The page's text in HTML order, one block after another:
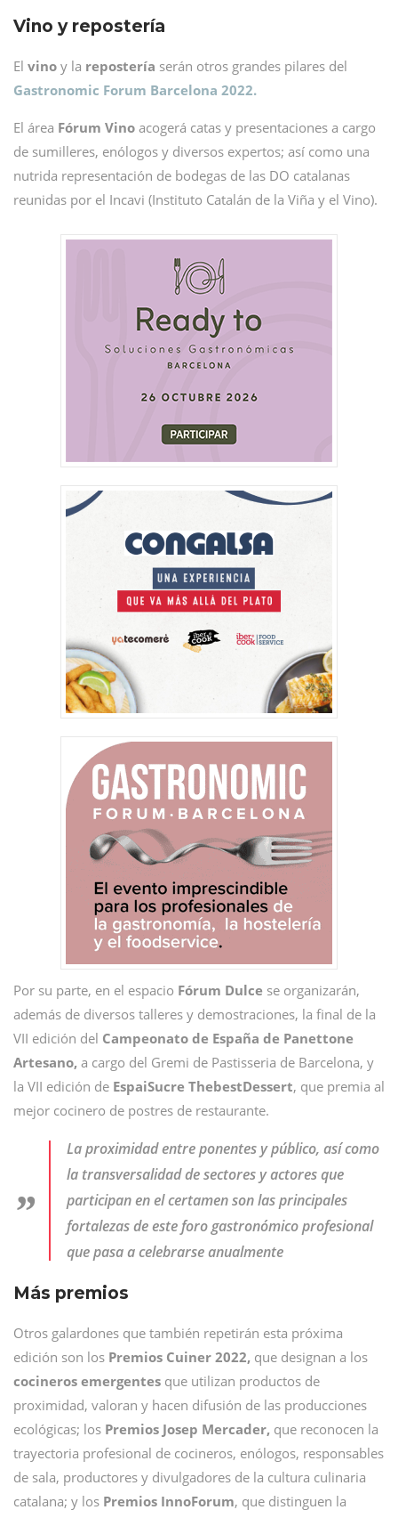
Vino y repostería
El vino y la repostería serán otros grandes pilares del
Gastronomic Forum Barcelona 2022.
El área Fórum Vino acogerá catas y presentaciones a cargo
de sumilleres, enólogos y diversos expertos; así como una
nutrida representación de bodegas de las DO catalanas
reunidas por el Incavi (Instituto Catalán de la Viña y el Vino).
Por su parte, en el espacio Fórum Dulce se organizarán,
además de diversos talleres y demostraciones, la final de la
VII edición del Campeonato de España de Panettone
Artesano, a cargo del Gremi de Pastisseria de Barcelona, y
la VII edición de EspaiSucre ThebestDessert, que premia al
mejor cocinero de postres de restaurante.
La proximidad entre ponentes y público, así como
la transversalidad de sectores y actores que
participan en el certamen son las principales
fortalezas de este foro gastronómico profesional
que pasa a celebrarse anualmente
Más premios
Otros galardones que también repetirán esta próxima
edición son los Premios Cuiner 2022, que designan a los
cocineros emergentes que utilizan productos de
proximidad, valoran y hacen difusión de las producciones
ecológicas; los Premios Josep Mercader, que reconocen la
trayectoria profesional de cocineros, enólogos, responsables
de sala, productores y divulgadores de la cultura culinaria
catalana; y los Premios InnoForum, que distinguen la